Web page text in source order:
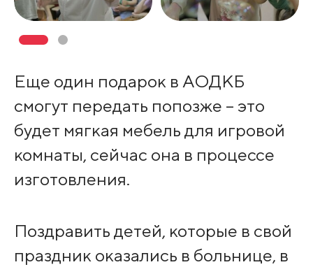
Еще один подарок в АОДКБ
смогут передать попозже – это
будет мягкая мебель для игровой
комнаты, сейчас она в процессе
изготовления.
Поздравить детей, которые в свой
праздник оказались в больнице, в